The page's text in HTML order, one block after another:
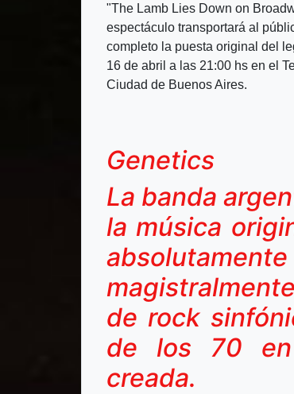
"The Lamb Lies Down on
espectáculo transportará al
completo la puesta original del
16 de abril a las 21:00 hs en el
Ciudad de Buenos Aires.
Genetics
La banda
la música
de rock
de los 70
creada.